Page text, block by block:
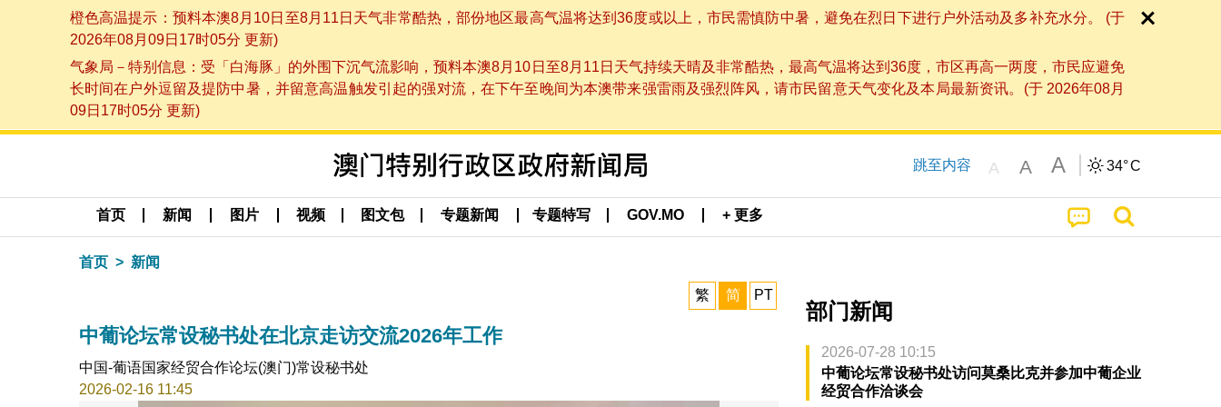
橙色高温提示：预料本澳8月10日至8月11日天气非常酷热，部份地区最高气温将达到36度或以上，市民需慎防中暑，避免在烈日下进行户外活动及多补充水分。 (于
2026年08月09日17时05分 更新)
气象局－特别信息：受「白海豚」的外围下沉气流影响，预料本澳8月10日至8月11日天气持续天晴及非常酷热，最高气温将达到36度，市区再高一两度，市民应避免
长时间在户外逗留及提防中暑，并留意高温触发引起的强对流，在下午至晚间为本澳带来强雷雨及强烈阵风，请市民留意天气变化及本局最新资讯。(于 2026年08月
09日17时05分 更新)
跳至内容 A A A 34°C
首页 新闻 图片 视频 图文包 专题新闻 专题特写 GOV.MO + 更多
首页 新闻
繁 简 PT
中葡论坛常设秘书处在北京走访交流2026年工作
中国-葡语国家经贸合作论坛(澳门)常设秘书处
2026-02-16 11:45
部门新闻
2026-07-28 10:15
中葡论坛常设秘书处访问莫桑比克并参加中葡企业
经贸合作洽谈会